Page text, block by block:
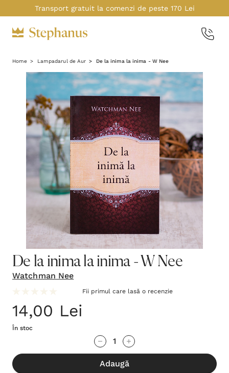
Transport gratuit la comenzi de peste 170 Lei
Home Lampadarul de Aur De la inima la inima - W Nee
De la inima la inima - W Nee
Watchman Nee
Fii primul care lasă o recenzie
14,00 Lei
În stoc
te!
Stocul
Adaugă